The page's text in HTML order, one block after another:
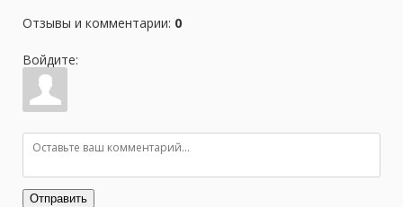
посадки: все методы хранения
Выращивание клубники в Сибири:
в открытом грунте и теплицах
Отзывы и комментарии: 0
Войдите:
Отправить